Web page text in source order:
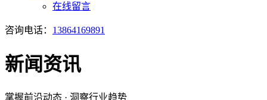
在线留言
咨询电话： 13864169891
新闻资讯
掌握前沿动态 · 洞察行业趋势